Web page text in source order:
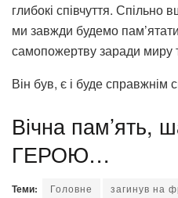
глибокі співчуття.
ми завжди будемо
самопожертву заради миру
Він був, є і буде справжнім
Вічна пам’ять,
ГЕРОЮ…
Теми: Головне загинув на